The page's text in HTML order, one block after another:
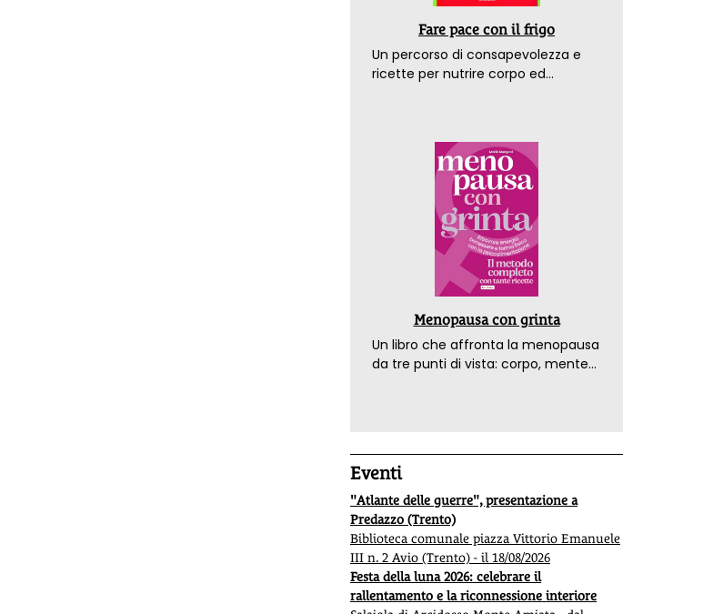
Fare pace con il frigo
Un percorso di consapevolezza e
ricette per nutrire corpo ed
Menopausa con grinta
Un libro che affronta la menopausa
da tre punti di vista: corpo, mente
Eventi
"Atlante delle guerre", presentazione a
Predazzo (Trento)
Biblioteca comunale piazza Vittorio Emanuele
III n. 2 Avio (Trento) - il 18/08/2026
Festa della luna 2026: celebrare il
rallentamento e la riconnessione interiore